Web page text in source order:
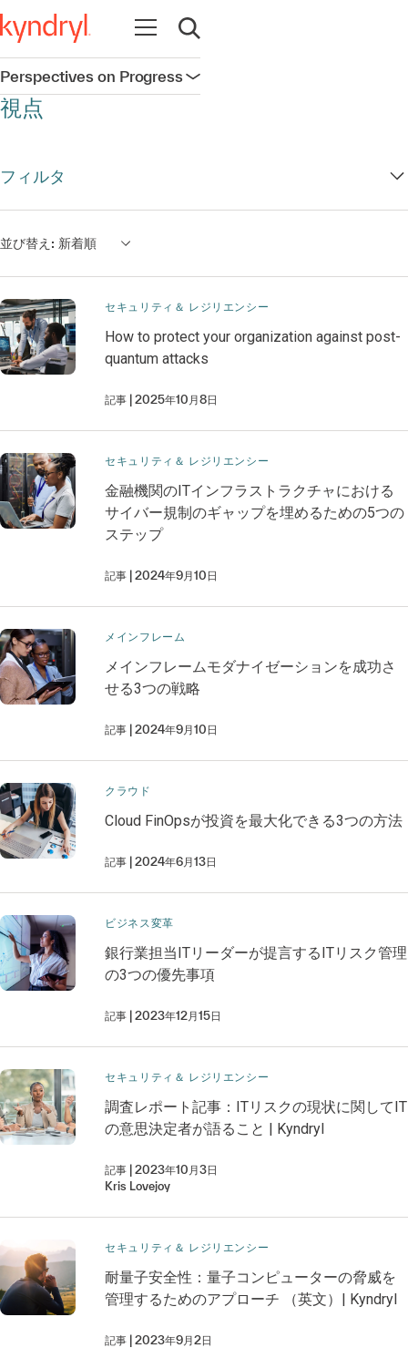
Open navigation
Open search
Perspectives on Progress Open navigation
視点
フィルタ
並び替え: 新着順
セキュリティ＆ レジリエンシー
How to protect your organization against post-
quantum attacks
記事 2025年10月8日
セキュリティ＆ レジリエンシー
金融機関のITインフラストラクチャにおける
サイバー規制のギャップを埋めるための5つの
ステップ
記事 2024年9月10日
メインフレーム​
メインフレームモダナイゼーションを成功さ
せる3つの戦略
記事 2024年9月10日
クラウド
Cloud FinOpsが投資を最大化できる3つの方法
記事 2024年6月13日
ビジネス変革​
銀行業担当ITリーダーが提言するITリスク管理
の3つの優先事項
記事 2023年12月15日
セキュリティ＆ レジリエンシー
調査レポート記事：ITリスクの現状に関してIT
の意思決定者が語ること | Kyndryl
記事
2023年10月3日
Kris Lovejoy
セキュリティ＆ レジリエンシー
耐量子安全性：量子コンピューターの脅威を
管理するためのアプローチ （英文）| Kyndryl
記事 2023年9月2日